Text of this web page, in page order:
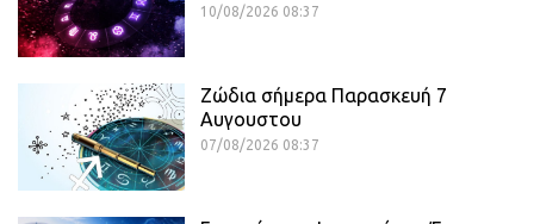
10/08/2026 08:37
Ζώδια σήμερα Παρασκευή 7
Αυγουστου
07/08/2026 08:37